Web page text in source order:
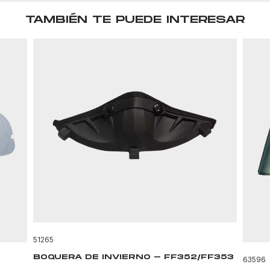
TAMBIÉN TE PUEDE INTERESAR
51265
BOQUERA DE INVIERNO - FF352/FF353 63596